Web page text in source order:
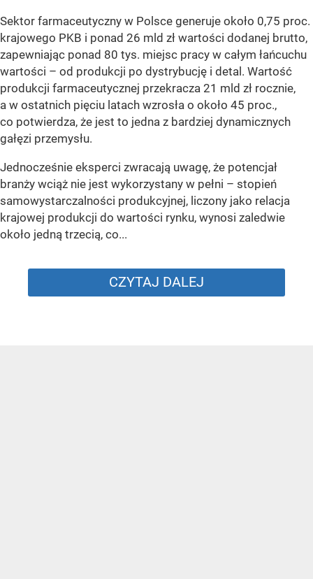
Sektor farmaceutyczny w Polsce generuje około 0,75 proc.
krajowego PKB i ponad 26 mld zł wartości dodanej brutto,
zapewniając ponad 80 tys. miejsc pracy w całym łańcuchu
wartości – od produkcji po dystrybucję i detal. Wartość
produkcji farmaceutycznej przekracza 21 mld zł rocznie,
a w ostatnich pięciu latach wzrosła o około 45 proc.,
co potwierdza, że jest to jedna z bardziej dynamicznych
gałęzi przemysłu.
Jednocześnie eksperci zwracają uwagę, że potencjał
branży wciąż nie jest wykorzystany w pełni – stopień
samowystarczalności produkcyjnej, liczony jako relacja
krajowej produkcji do wartości rynku, wynosi zaledwie
około jedną trzecią, co...
CZYTAJ DALEJ